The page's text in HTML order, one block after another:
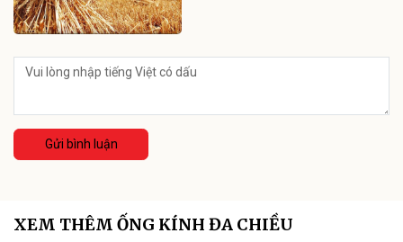
Gửi bình luận
XEM THÊM ỐNG KÍNH ĐA CHIỀU